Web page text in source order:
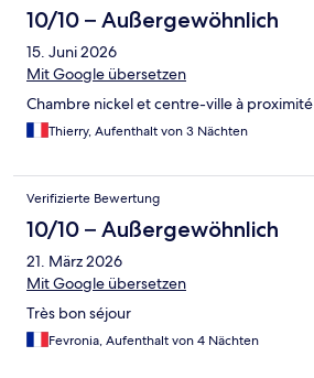
10/10 – Außergewöhnlich
15. Juni 2026
Mit Google übersetzen
Chambre nickel et centre-ville à proximité
Thierry, Aufenthalt von 3 Nächten
Verifizierte Bewertung
10/10 – Außergewöhnlich
21. März 2026
Mit Google übersetzen
Très bon séjour
Fevronia, Aufenthalt von 4 Nächten